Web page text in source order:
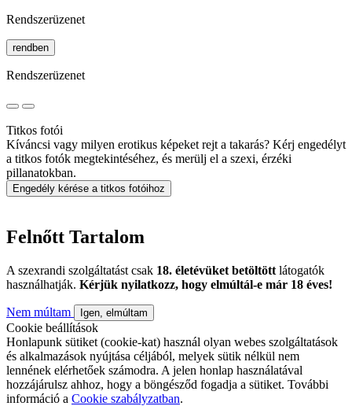
Rendszerüzenet
rendben
Rendszerüzenet
Titkos fotói
Kíváncsi vagy milyen erotikus képeket rejt a takarás? Kérj engedélyt
a titkos fotók megtekintéséhez, és merülj el a szexi, érzéki
pillanatokban.
Engedély kérése a titkos fotóihoz
Felnőtt Tartalom
A szexrandi szolgáltatást csak 18. életévüket betöltött látogatók
használhatják. Kérjük nyilatkozz, hogy elmúltál-e már 18 éves!
Nem múltam Igen, elmúltam
Cookie beállítások
Honlapunk sütiket (cookie-kat) használ olyan webes szolgáltatások
és alkalmazások nyújtása céljából, melyek sütik nélkül nem
lennének elérhetőek számodra. A jelen honlap használatával
hozzájárulsz ahhoz, hogy a böngésződ fogadja a sütiket. További
információ a Cookie szabályzatban.